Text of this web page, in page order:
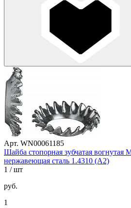
Арт. WN00061185
Шайба стопорная зубчатая вогнутая
нержавеющая сталь 1.4310 (А2)
1 / шт
руб.
1